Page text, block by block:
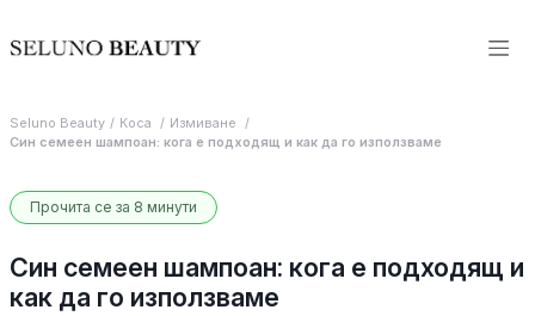
Seluno Beauty Коса
Измиване
Син семеен шампоан: кога е подходящ и как да го използваме
Прочита се за 8 минути
Син семеен шампоан: кога е подходящ и
как да го използваме